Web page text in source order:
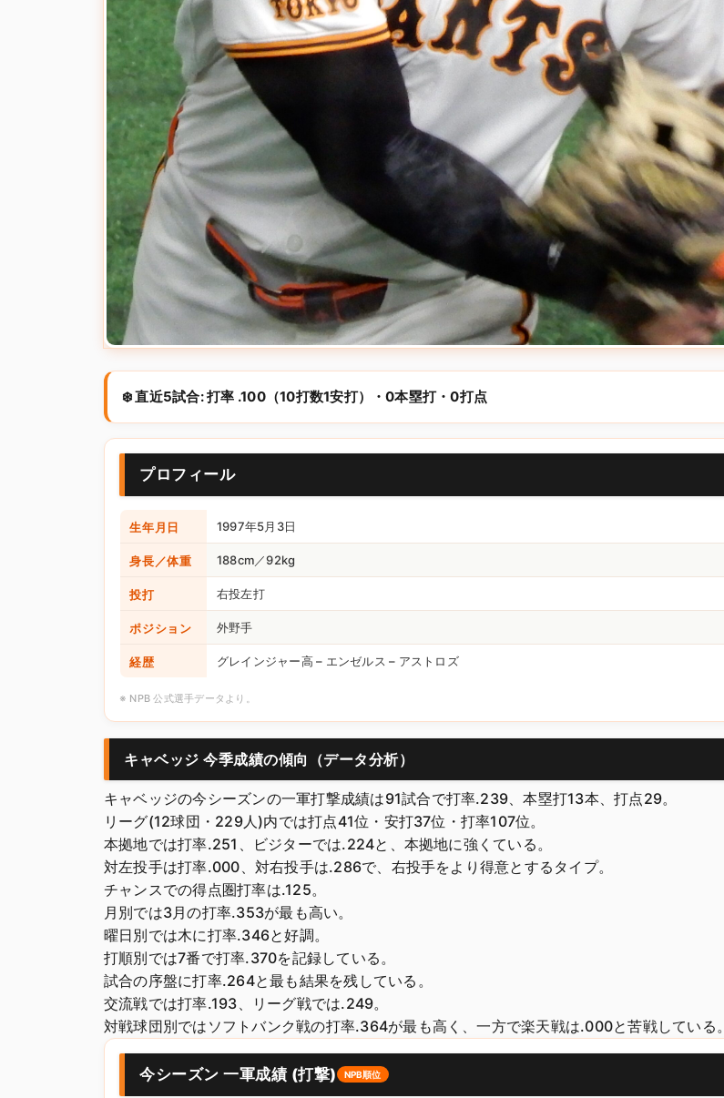
❄️ 直近5試合: 打率 .100（10打数1安打）・0本塁打・0打点
プロフィール
生年月日 1997年5月3日
身長／体重 188cm／92kg
投打 右投左打
ポジション 外野手
経歴 グレインジャー高 – エンゼルス – アストロズ
※ NPB 公式選手データより。
キャベッジ 今季成績の傾向（データ分析）
キャベッジの今シーズンの一軍打撃成績は91試合で打率.239、本塁打13本、打点29。
リーグ(12球団・229人)内では打点41位・安打37位・打率107位。
本拠地では打率.251、ビジターでは.224と、本拠地に強くている。
対左投手は打率.000、対右投手は.286で、右投手をより得意とするタイプ。
チャンスでの得点圏打率は.125。
月別では3月の打率.353が最も高い。
曜日別では木に打率.346と好調。
打順別では7番で打率.370を記録している。
試合の序盤に打率.264と最も結果を残している。
交流戦では打率.193、リーグ戦では.249。
対戦球団別ではソフトバンク戦の打率.364が最も高く、一方で楽天戦は.000と苦戦している。
今シーズン 一軍成績 (打撃) NPB順位